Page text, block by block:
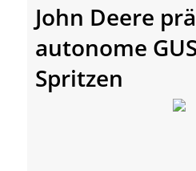
John Deere
autonome
Spritzen